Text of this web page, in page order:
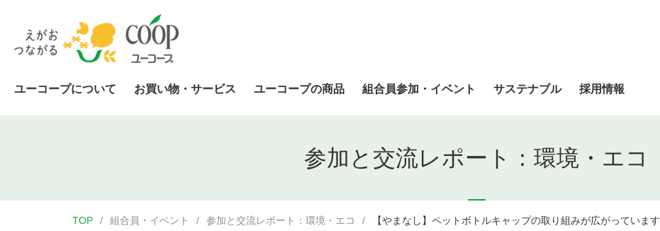
ユーコープについて お買い物・サービス ユーコープの商品 組合員参加・イベント サステナブル 採用情報
参加と交流レポート：環境・エコ
TOP 組合員・イベント 参加と交流レポート：環境・エコ 【やまなし】ペットボトルキャップの取り組みが広がっています